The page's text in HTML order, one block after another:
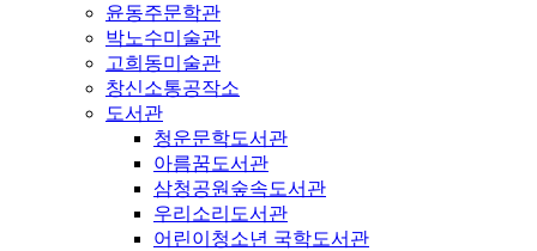
윤동주문학관
박노수미술관
고희동미술관
창신소통공작소
도서관
청운문학도서관
아름꿈도서관
삼청공원숲속도서관
우리소리도서관
어린이청소년 국학도서관